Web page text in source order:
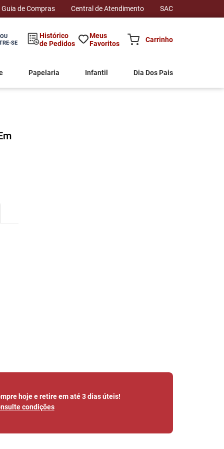
Guia de Compras Central de Atendimento SAC
SE
Histórico
de Pedidos
Meus
Favoritos
Papelaria Infantil Dia Dos Pais
hoje e retire em até 3 dias úteis!
condições